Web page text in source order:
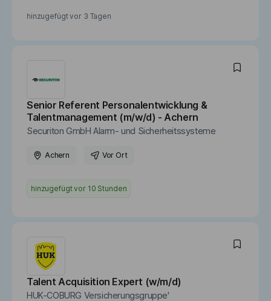
hinzugefügt vor 3 Tagen
Senior Referent Personalentwicklung &
Talentmanagement (m/w/d) - Achern
Securiton GmbH Alarm- und Sicherheitssysteme
Achern Vor Ort
hinzugefügt vor 10 Stunden
Talent Acquisition Expert (w/m/d)
HUK-COBURG Versicherungsgruppe'